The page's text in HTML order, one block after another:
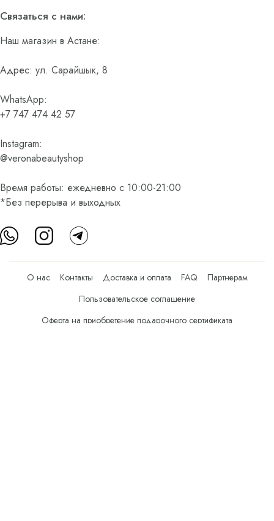
Связаться с нами:
Наш магазин в Астане:
Адрес: ул. Сарайшык, 8
WhatsApp:
+7 747 474 42 57
Instagram:
@veronabeautyshop
Время работы: ежедневно с 10:00-21:00
*Без перерыва и выходных
О нас Контакты Доставка и оплата FAQ
Партнерам
Пользовательское соглашение
Оферта на приобретение подарочного сертификата